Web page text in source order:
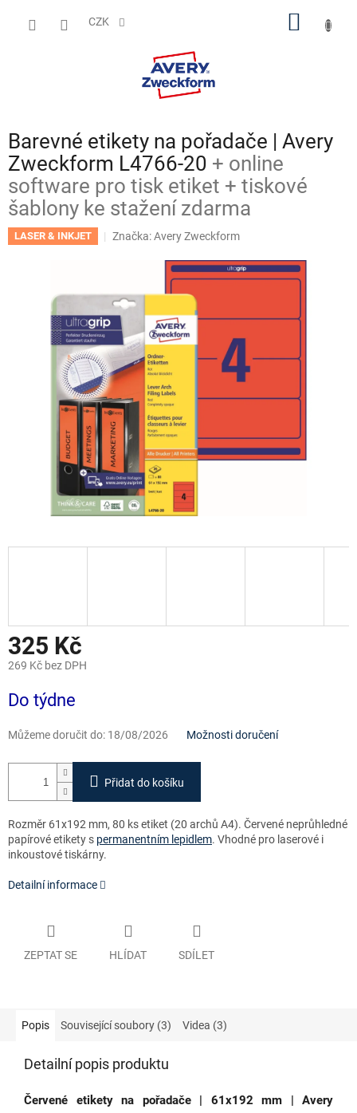
CZK
Barevné etikety na pořadače | Avery
Zweckform L4766-20 + online
software pro tisk etiket + tiskové
šablony ke stažení zdarma
LASER & INKJET Značka:Avery Zweckform
325 Kč
269 Kč bez DPH
cena:
Do týdne
Můžeme doručit do: 18/08/2026 Možnosti doručení
Přidat do košíku
Rozměr 61x192 mm, 80 ks etiket (20 archů A4). Červené neprůhledné
papírové etikety s permanentním lepidlem. Vhodné pro laserové i
inkoustové tiskárny.
Detailní informace
ZEPTAT SE HLÍDAT SDÍLET
Popis Související soubory (3) Videa (3)
Detailní popis produktu
Červené etikety na pořadače | 61x192 mm | Avery